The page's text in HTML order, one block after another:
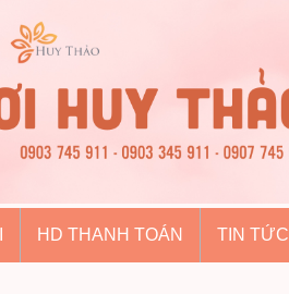
HD THANH TOÁN TIN TỨC